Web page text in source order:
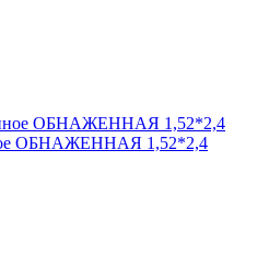
ОБНАЖЕННАЯ 1,52*2,4